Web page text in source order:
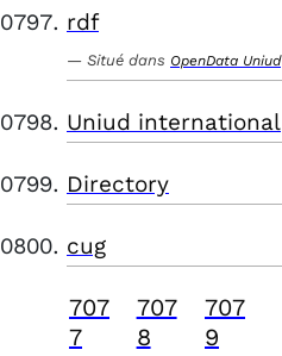
rdf
Situé dans OpenData Uniud
Uniud international
Directory
cug
707
7
707
8
707
9